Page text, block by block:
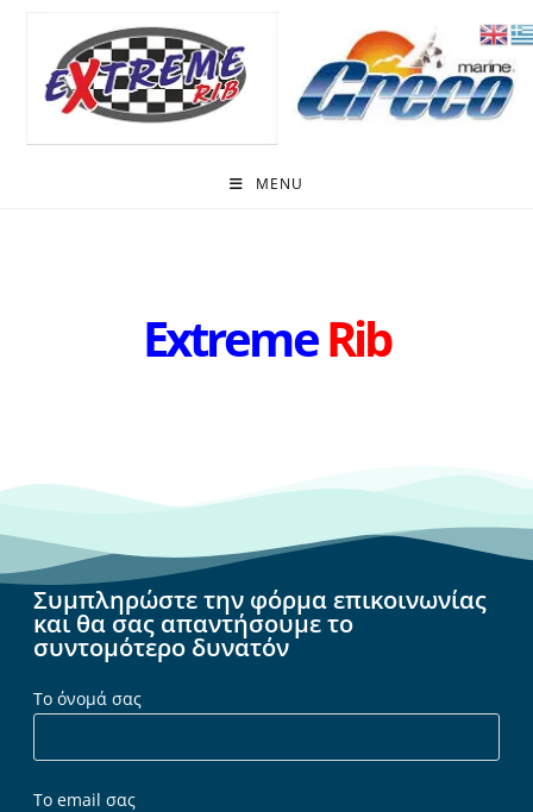
MENU
ExtremeRib
Συμπληρώστε την φόρμα επικοινωνίας
και θα σας απαντήσουμε το
συντομότερο δυνατόν
Το όνομά σας
Το email σας